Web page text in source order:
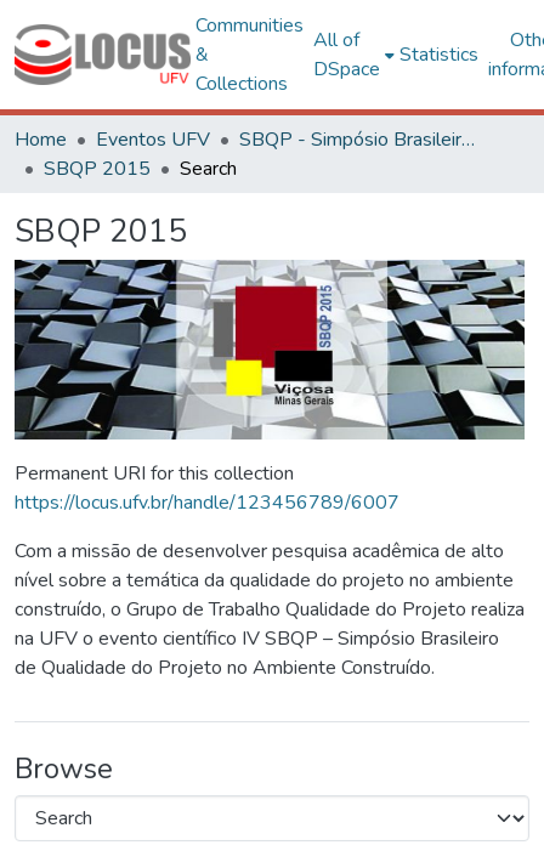
Communities
&
Collections
All of
DSpace
Statistics
Home Eventos UFV
SBQP - Simpósio Brasileiro de Qualidade do Projeto no Ambiente Construído
SBQP 2015
Search
SBQP 2015
Permanent URI for this collection
https://locus.ufv.br/handle/123456789/6007
Com a missão de desenvolver pesquisa acadêmica de alto
nível sobre a temática da qualidade do projeto no ambiente
construído, o Grupo de Trabalho Qualidade do Projeto realiza
na UFV o evento científico IV SBQP – Simpósio Brasileiro
de Qualidade do Projeto no Ambiente Construído.
Browse